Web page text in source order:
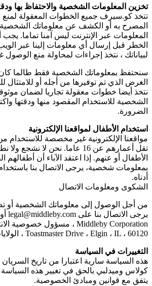
تخزين المعلومات الشخصية والاحتفاظ بها
تتخذ كو.سيرف جميع الخطوات المعقولة لمنع
المصرح به أو الكشف عن معلوماتك
المعلومات عبر الإنترنت ليس آمنا تماما.
الخطر قبل إرسال أي معلومات إلينا عبر
لبياناتك ، نتخذ إجراءات لمحاولة منع الوصول
سنحتفظ بمعلوماتك الشخصية فقط طالما
الغرض الذي تم توفيرها من أجله أو للامتثال
نتخذ أيضا خطوات معقولة تجاريا لضمان
الشخصية للاستخدام المقصود منها ودقتها
الضرورة.
استخدام الأطفال لمواقعنا الإلكترونية
مواقعنا الإلكترونية غير مخصصة للاستخدام
تقل أعمارهم عن 16 عاما. نحن لا
الأطفال أو عنهم. إذا اعتقد الآباء أن
بمعلومات شخصية، يرجى الاتصال بنا
أدناه.
الشكوى ومعلومات الاتصال
من أجل الوصول إلى معلوماتك الشخصية أو
Toastmaster Drive ، Elgin ، IL ، 60120 ، الولايات المتحدة الأمريكية.
التغييرات في السياسة
هذه السياسة سارية اعتبارا من تاريخ السريان
كولاس وميدلبي بالحق في تغيير هذه
يتفق مع قوانين ومبادئ الخصوصية.